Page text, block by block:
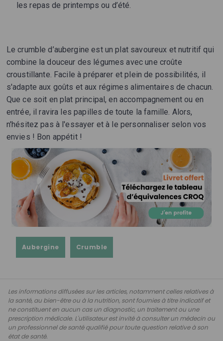
les repas de printemps ou d’été.
Le crumble d’aubergine est un plat savoureux et nutritif qui
combine la douceur des légumes avec une croûte
croustillante. Facile à préparer et plein de possibilités, il
s'adapte aux goûts et aux régimes alimentaires de chacun.
Que ce soit en plat principal, en accompagnement ou en
entrée, il ravira les papilles de toute la famille. Alors,
n'hésitez pas à l'essayer et à le personnaliser selon vos
envies ! Bon appétit !
Aubergine Crumble
Les informations diffusées sur les articles, notamment celles relatives à
la santé, au bien-être ou à la nutrition, sont fournies à titre indicatif et
ne constituent en aucun cas un diagnostic, un traitement ou une
prescription médicale. L'utilisateur est invité à consulter un médecin ou
un professionnel de santé qualifié pour toute question relative à son
état de santé.